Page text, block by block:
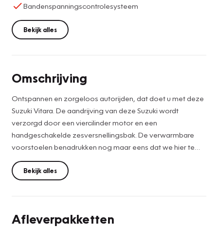
Bandenspanningscontrolesysteem
Bekijk alles
Omschrijving
Ontspannen en zorgeloos autorijden, dat doet u met deze
Suzuki Vitara. De aandrijving van deze Suzuki wordt
verzorgd door een viercilinder motor en een
handgeschakelde zesversnellingsbak. De verwarmbare
voorstoelen benadrukken nog maar eens dat we hier te
maken hebben met een regelrechte verwenauto voor
bestuurder en bijrijder. Geniet van de lichtinval en het
uitzicht van het grote glazen panoramadak. In deze auto
neerklapbare achterbank, LED-achterlichten en
Bekijk alles
Afleverpakketten